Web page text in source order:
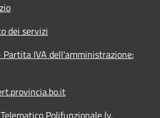
dei servizi
IVA dell'amministrazione: